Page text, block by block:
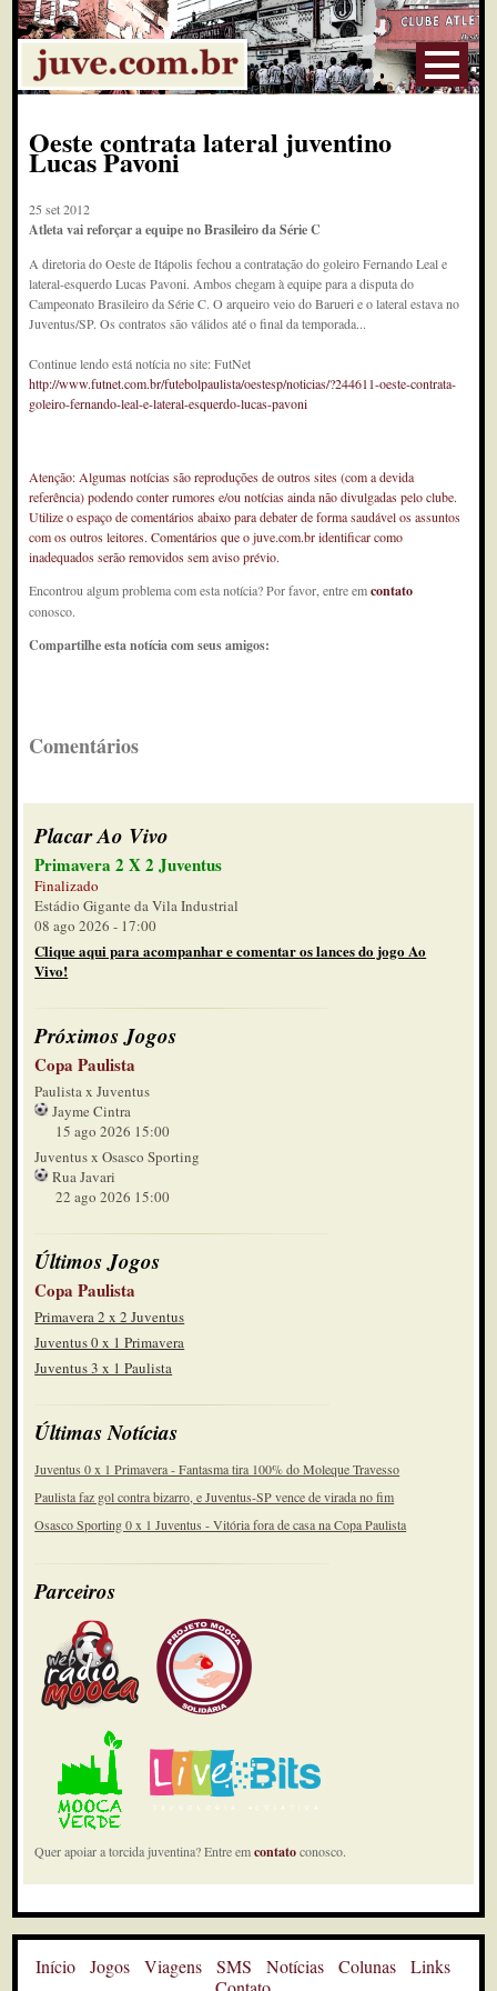
Oeste contrata lateral juventino
Lucas Pavoni
25 set 2012
Atleta vai reforçar a equipe no Brasileiro da Série C
A diretoria do Oeste de Itápolis fechou a contratação do goleiro Fernando Leal e
lateral-esquerdo Lucas Pavoni. Ambos chegam à equipe para a disputa do
Campeonato Brasileiro da Série C. O arqueiro veio do Barueri e o lateral estava no
Juventus/SP. Os contratos são válidos até o final da temporada...
Continue lendo está notícia no site: FutNet
http://www.futnet.com.br/futebolpaulista/oestesp/noticias/?244611-oeste-contrata-
goleiro-fernando-leal-e-lateral-esquerdo-lucas-pavoni
Atenção: Algumas notícias são reproduções de outros sites (com a devida
referência) podendo conter rumores e/ou notícias ainda não divulgadas pelo clube.
Utilize o espaço de comentários abaixo para debater de forma saudável os assuntos
com os outros leitores. Comentários que o juve.com.br identificar como
inadequados serão removidos sem aviso prévio.
Encontrou algum problema com esta notícia? Por favor, entre emcontato
conosco.
Compartilhe esta notícia com seus amigos:
Comentários
Placar Ao Vivo
Primavera 2 X 2 Juventus
Finalizado
Estádio Gigante da Vila Industrial
08 ago 2026 - 17:00
Clique aqui para acompanhar e comentar os lances do jogo Ao
Vivo!
Próximos Jogos
Copa Paulista
Paulista x Juventus
Jayme Cintra
15 ago 2026 15:00
Juventus x Osasco Sporting
Rua Javari
22 ago 2026 15:00
Últimos Jogos
Copa Paulista
Primavera 2 x 2 Juventus
Juventus 0 x 1 Primavera
Juventus 3 x 1 Paulista
Últimas Notícias
Juventus 0 x 1 Primavera - Fantasma tira 100% do Moleque Travesso
Paulista faz gol contra bizarro, e Juventus-SP vence de virada no fim
Osasco Sporting 0 x 1 Juventus - Vitória fora de casa na Copa Paulista
Parceiros
Quer apoiar a torcida juventina? Entre emcontatoconosco.
Início Jogos Viagens SMS Notícias Colunas
Links